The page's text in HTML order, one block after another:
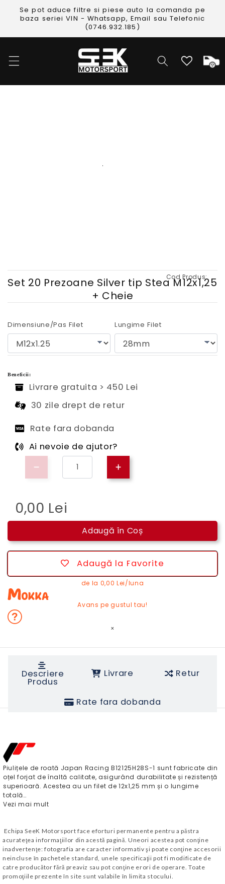
Skip to
content
Se pot aduce filtre si piese auto la comanda pe
baza seriei VIN - Whatsapp, Email sau Telefonic
(0746.932.185)
Cos
Cod Produs:
Set 20 Prezoane Silver tip Stea M12x1,25
+ Cheie
Dimensiune/Pas Filet Lungime Filet
Beneficii:
Livrare gratuita > 450 Lei
30 zile drept de retur
Rate fara dobanda
Ai nevoie de ajutor?
0,00 Lei
Adaugă în Coș
Adaugă la Favorite
de la 0,00 Lei/luna
Avans pe gustul tau!
×
Descriere
Produs
Livrare Retur
Rate fara dobanda
Piulițele de roată Japan Racing B12125H28S-1 sunt fabricate din
oțel forjat de înaltă calitate, asigurând durabilitate și rezistență
superioară. Acestea au un filet de 12x1,25 mm și o lungime
totală…
Vezi mai mult
Echipa SeeK Motorsport face eforturi permanente pentru a păstra
acurateţea informaţiilor din acestă pagină. Uneori acestea pot conţine
inadvertenţe: fotografia are caracter informativ şi poate conţine accesorii
neincluse în pachetele standard, unele specificaţii pot fi modificate de
catre producător fără preaviz sau pot conţine erori de operare. Toate
promoţiile prezente în site sunt valabile în limita stocului.